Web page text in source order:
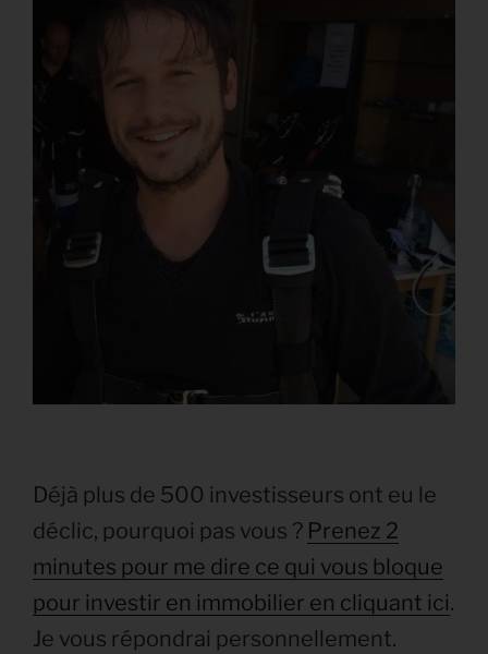
Déjà plus de 500 investisseurs ont eu le
déclic, pourquoi pas vous ? Prenez 2
minutes pour me dire ce qui vous bloque
pour investir en immobilier en cliquant ici.
Je vous répondrai personnellement.